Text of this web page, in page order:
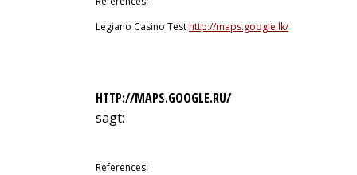
Legiano Casino Testhttp://maps.google.lk/
HTTP://MAPS.GOOGLE.RU/
sagt:
References: